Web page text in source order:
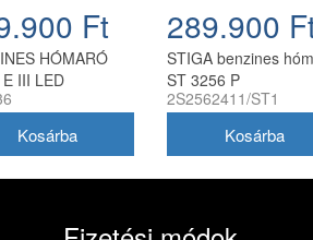
Ft
HÓMARÓ
III LED
289.900
STIGA benzines
ST 3256 P
2S2562411/ST1